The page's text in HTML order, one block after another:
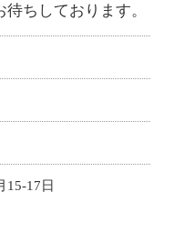
ちしております。
15-17日